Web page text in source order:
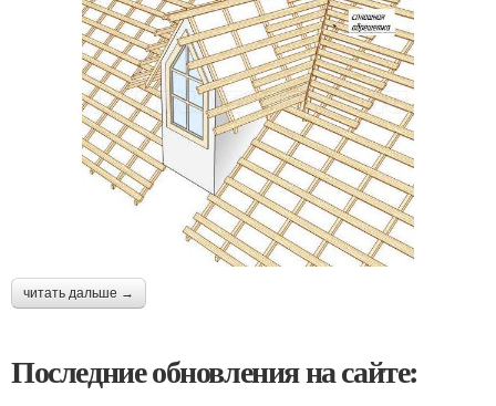
читать дальше →
Последние обновления на сайте: